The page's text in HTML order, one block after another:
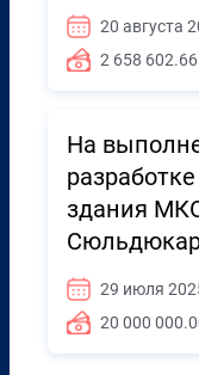
20 августа
2 658
На
здания
29 июля
20 000